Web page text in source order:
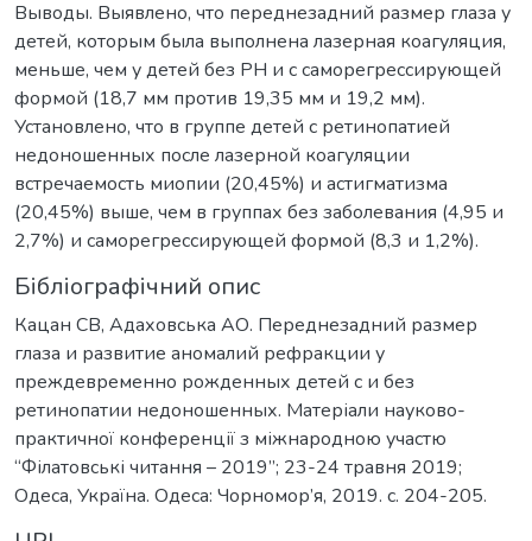
Выводы. Выявлено, что переднезадний размер глаза у
детей, которым была выполнена лазерная коагуляция,
меньше, чем у детей без РН и с саморегрессирующей
формой (18,7 мм против 19,35 мм и 19,2 мм).
Установлено, что в группе детей с ретинопатией
недоношенных после лазерной коагуляции
встречаемость миопии (20,45%) и астигматизма
(20,45%) выше, чем в группах без заболевания (4,95 и
2,7%) и саморегрессирующей формой (8,3 и 1,2%).
Бібліографічний опис
Кацан СВ, Адаховська АО. Переднезадний размер
глаза и развитие аномалий рефракции у
преждевременно рожденных детей с и без
ретинопатии недоношенных. Матеріали науково-
практичної конференції з міжнародною участю
“Філатовські читання – 2019”; 23-24 травня 2019;
Одеса, Україна. Одеса: Чорномор’я, 2019. c. 204-205.